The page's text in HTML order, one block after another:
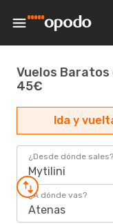
Vuelos Baratos
45€
Ida y
¿Desde dónde sales?
Mytilini
¿A dónde vas?
Atenas